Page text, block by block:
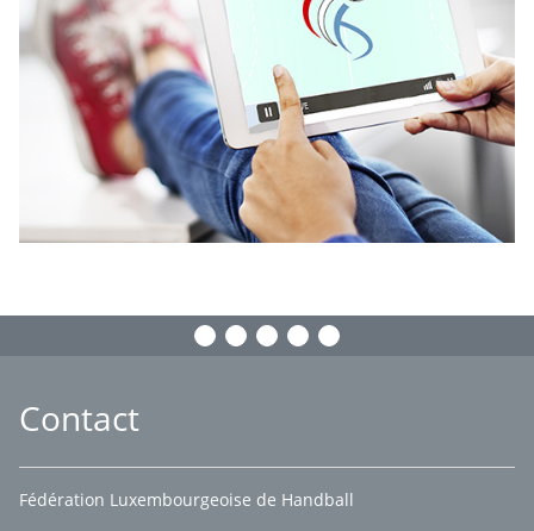
Contact
Fédération Luxembourgeoise de Handball